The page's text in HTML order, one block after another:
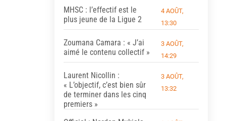
MHSC : l’effectif est le
plus jeune de la Ligue 2
4 AOÛT,
13:30
Zoumana Camara : « J’ai
aimé le contenu collectif »
3 AOÛT,
14:29
Laurent Nicollin :
« L’objectif, c’est bien sûr
de terminer dans les cinq
premiers »
3 AOÛT,
13:32